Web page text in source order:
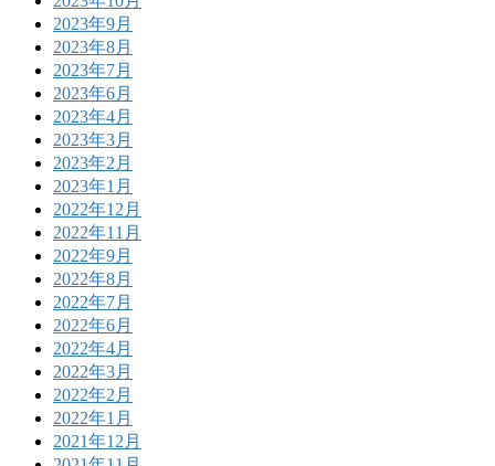
2023年9月
2023年8月
2023年7月
2023年6月
2023年4月
2023年3月
2023年2月
2023年1月
2022年12月
2022年11月
2022年9月
2022年8月
2022年7月
2022年6月
2022年4月
2022年3月
2022年2月
2022年1月
2021年12月